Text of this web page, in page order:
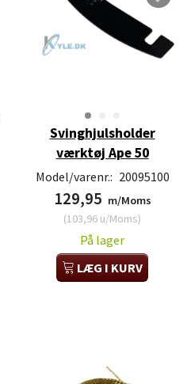
Svinghjulsholder
værktøj Ape 50
Model/varenr.: 20095100
129,95 m/Moms
(103,96 u/Moms)
På lager
LÆG I KURV